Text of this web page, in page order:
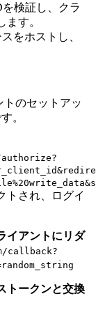
検証し、クラ
す。
をホストし、
トのセットアッ
。
トされ、ログイ
イアントにリダ
callback?
トークンと交換